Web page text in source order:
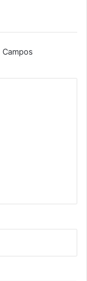
Campos